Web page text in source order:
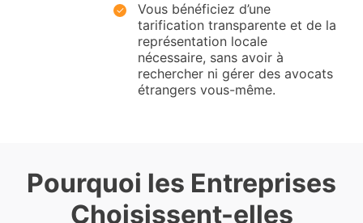
Vous bénéficiez d’une
tarification transparente et de la
représentation locale
nécessaire, sans avoir à
rechercher ni gérer des avocats
étrangers vous-même.
Pourquoi les Entreprises
Choisissent-elles